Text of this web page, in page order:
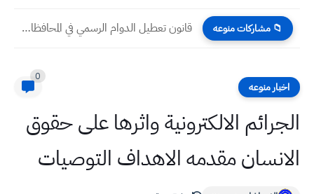
📁 مشاركات منوعه قانون تعطيل الدوام الرسمي في المحافظات التي فيها أضرحة مقدسة
اخبار منوعه
0
الجرائم الالكترونية واثرها على حقوق
الانسان مقدمه الاهداف التوصيات